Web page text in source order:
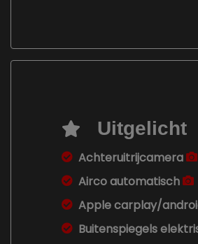
Uitgelicht
Achteruitrijcamera
Airco automatisch
Apple carplay/
Buitenspiegels